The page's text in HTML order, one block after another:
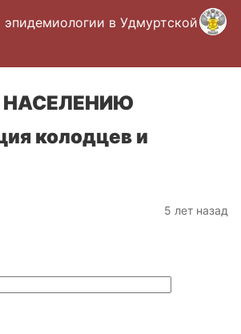
эпидемиологии в Удмуртской
колодцев и
5 лет назад